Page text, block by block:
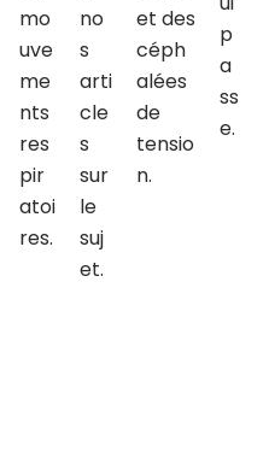
mo
uve
me
nts
res
pir
atoi
res.
no
s
arti
cle
s
sur
le
suj
et.
et des
céph
alées
de
tensio
n.
p
a
ss
e.